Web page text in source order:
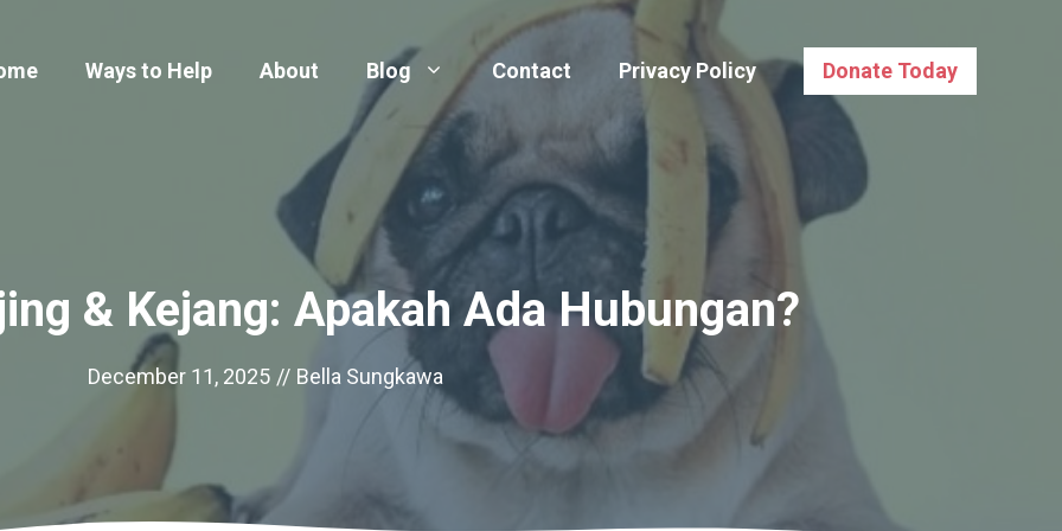
Ways to Help About Blog Contact Privacy Policy Donate Today
& Kejang: Apakah Ada Hubungan?
December 11, 2025 // Bella Sungkawa